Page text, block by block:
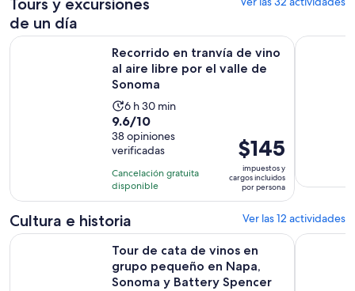
Tours y excursiones
de un día
Recorrido en tranvía de vino
al aire libre por el valle de
Sonoma
La
actividad
dura
6
horas
y
30
minutos
6 h 30 min
9.6
de
10
con
38
opiniones
9.6/10
38 opiniones
verificadas
Cancelación gratuita
disponible
El
precio
es
de
por
$145
impuestos y
cargos incluidos
por persona
Recorrido en tranvía de vino al aire libre por el valle de
Cata de
Cultura e historia Ver las 12 actividades
Tour de cata de vinos en
grupo pequeño en Napa,
Sonoma y Battery Spencer
Tour de cata de vinos en grupo pequeño en Napa, Sonoma
Tour en